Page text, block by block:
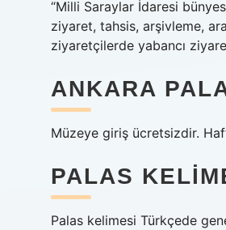
“Milli Saraylar İdaresi
ziyaret, tahsis, arşivleme,
ziyaretçilerde yabancı
ANKARA
Müzeye giriş ücretsizdir.
PALAS
Palas kelimesi Türkçede